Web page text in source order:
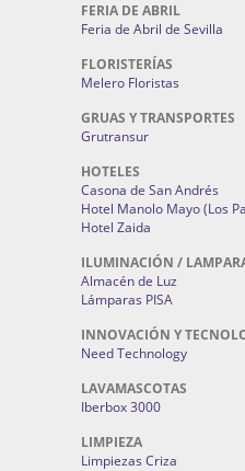
FERIA DE ABRIL
Feria de Abril de Sevilla
FLORISTERÍAS
Melero Floristas
GRUAS Y TRANSPORTES
Grutransur
HOTELES
Casona de San Andrés
Hotel Manolo Mayo (Los
Hotel Zaida
ILUMINACIÓN /
Almacén de Luz
Lámparas PISA
INNOVACIÓN Y
Need Technology
LAVAMASCOTAS
Iberbox 3000
LIMPIEZA
Limpiezas Criza